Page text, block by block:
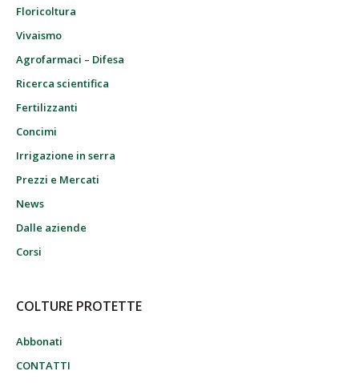
Floricoltura
Vivaismo
Agrofarmaci – Difesa
Ricerca scientifica
Fertilizzanti
Concimi
Irrigazione in serra
Prezzi e Mercati
News
Dalle aziende
Corsi
COLTURE PROTETTE
Abbonati
CONTATTI